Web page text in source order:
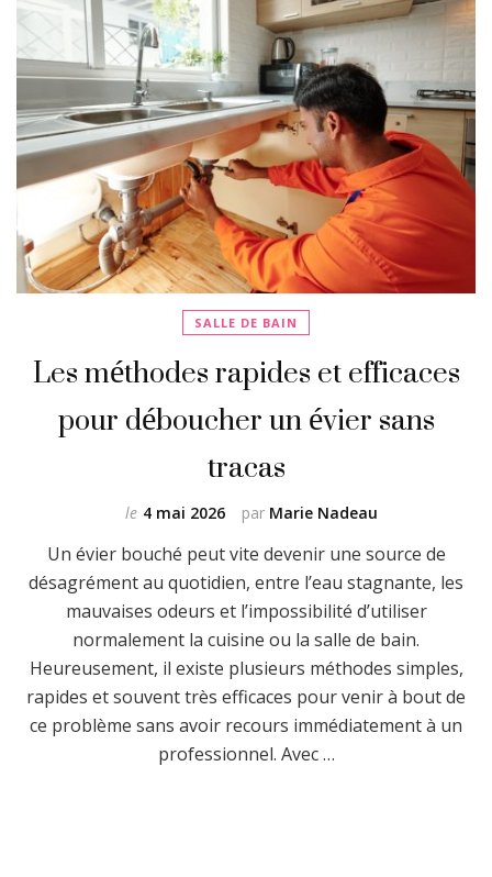
SALLE DE BAIN
Les méthodes rapides et efficaces
pour déboucher un évier sans
tracas
par Marie Nadeau
le 4 mai 2026
Un évier bouché peut vite devenir une source de
désagrément au quotidien, entre l’eau stagnante, les
mauvaises odeurs et l’impossibilité d’utiliser
normalement la cuisine ou la salle de bain.
Heureusement, il existe plusieurs méthodes simples,
rapides et souvent très efficaces pour venir à bout de
ce problème sans avoir recours immédiatement à un
professionnel. Avec …